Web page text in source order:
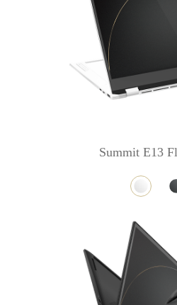
Summit E13